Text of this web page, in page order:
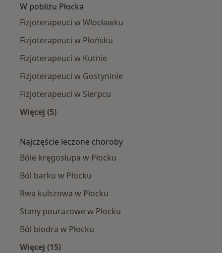
W pobliżu Płocka
Fizjoterapeuci w Włocławku
Fizjoterapeuci w Płońsku
Fizjoterapeuci w Kutnie
Fizjoterapeuci w Gostyninie
Fizjoterapeuci w Sierpcu
Więcej (5)
Najczęście leczone choroby
Bóle kręgosłupa w Płocku
Ból barku w Płocku
Rwa kulszowa w Płocku
Stany pourazowe w Płocku
Ból biodra w Płocku
Więcej (15)